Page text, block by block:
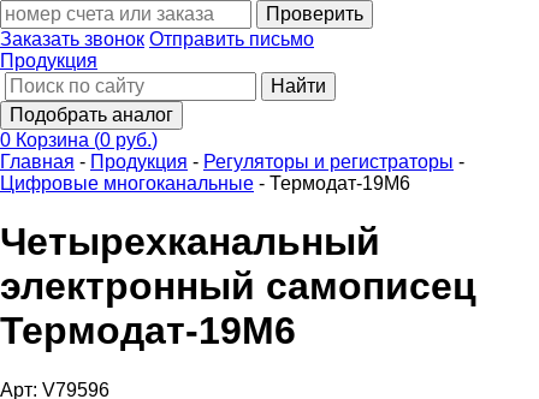
Проверить
Заказать звонок Отправить письмо
Продукция
Найти
Подобрать аналог
0 Корзина (0 руб.)
Главная - Продукция - Регуляторы и регистраторы -
Цифровые многоканальные - Термодат-19М6
Четырехканальный
электронный самописец
Термодат-19М6
Арт: V79596